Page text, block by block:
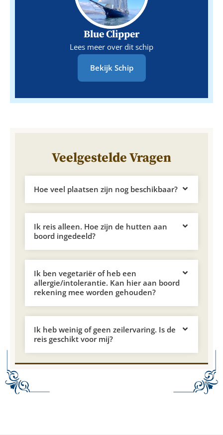
Blue Clipper
Lees meer over dit schip
Bekijk Schip
Veelgestelde Vragen
Hoe veel plaatsen zijn nog beschikbaar?
Ik reis alleen. Hoe zijn de hutten aan
boord ingedeeld?
Ik ben vegetariër of heb een
allergie/intolerantie. Kan hier aan boord
rekening mee worden gehouden?
Ik heb weinig of geen zeilervaring. Is de
reis geschikt voor mij?